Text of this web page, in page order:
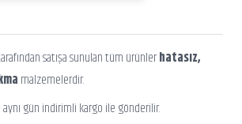
satışa sunulan tüm ürünlerhatasız,
malzemelerdir.
aynı gün indirimli kargo ile gönderilir.